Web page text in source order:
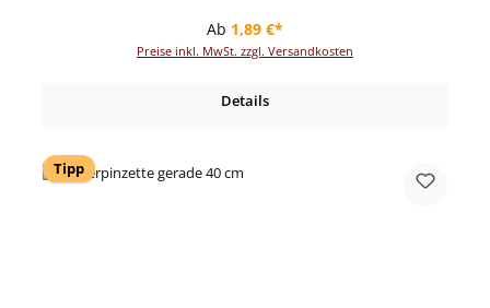
Regulärer Preis:
Ab 1,89 €*
Preise inkl. MwSt. zzgl. Versandkosten
Details
Tipp